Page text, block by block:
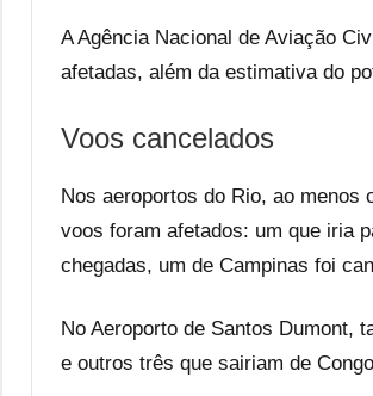
A Agência Nacional de Aviação
afetadas, além da estimativa do
Voos cancelados
Nos aeroportos do Rio, ao menos
voos foram afetados: um que iria
chegadas, um de Campinas foi
No Aeroporto de Santos Dumont,
e outros três que sairiam de